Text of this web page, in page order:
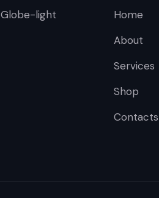
Globe-light
Home
About
Services
Shop
Contacts